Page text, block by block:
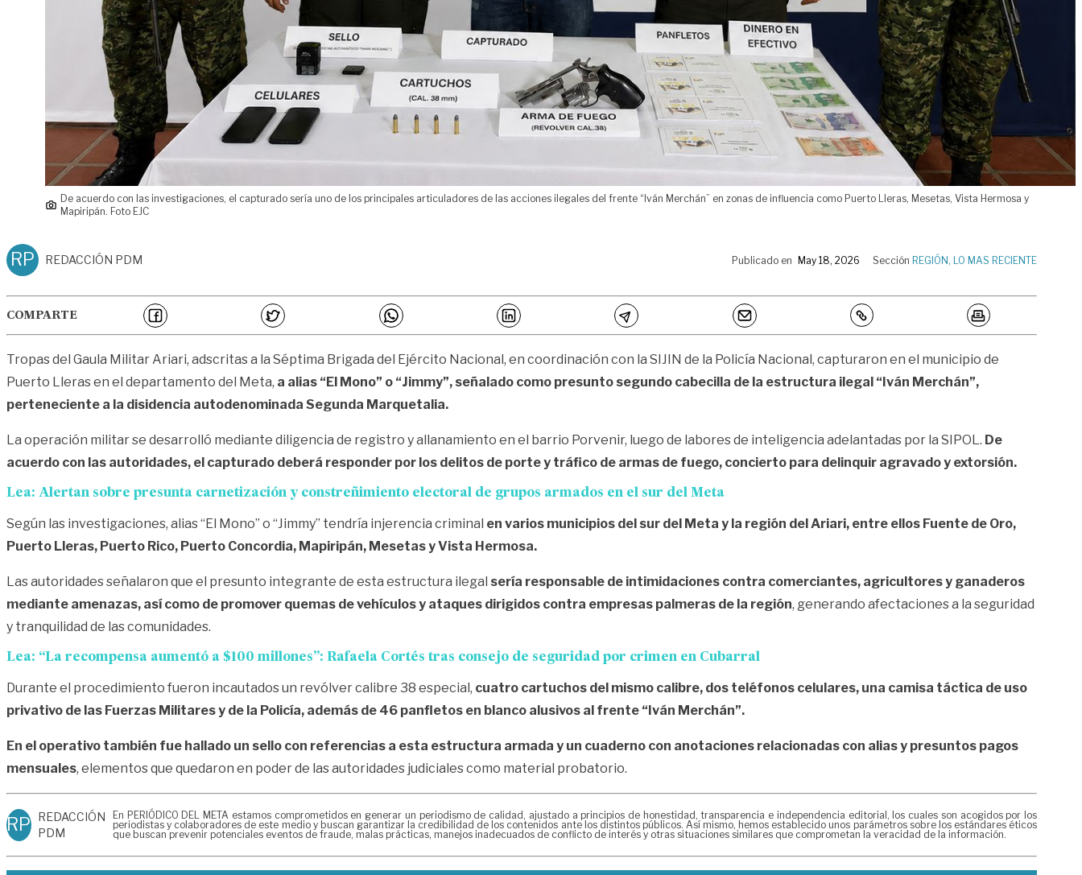
De acuerdo con las investigaciones, el capturado sería uno de los principales articuladores de las acciones ilegales del frente “Iván Merchán” en zonas de influencia como Puerto Lleras, Mesetas, Vista Hermosa y
Mapiripán. Foto EJC
RP REDACCIÓN PDM Publicado en May 18, 2026 Sección REGIÓN, LO MAS RECIENTE
COMPARTE
Tropas del Gaula Militar Ariari, adscritas a la Séptima Brigada del Ejército Nacional, en coordinación con la SIJIN de la Policía Nacional, capturaron en el municipio de
Puerto Lleras en el departamento del Meta, a alias “El Mono” o “Jimmy”, señalado como presunto segundo cabecilla de la estructura ilegal “Iván Merchán”,
perteneciente a la disidencia autodenominada Segunda Marquetalia.
La operación militar se desarrolló mediante diligencia de registro y allanamiento en el barrio Porvenir, luego de labores de inteligencia adelantadas por la SIPOL. De
acuerdo con las autoridades, el capturado deberá responder por los delitos de porte y tráfico de armas de fuego, concierto para delinquir agravado y extorsión.
Lea: Alertan sobre presunta carnetización y constreñimiento electoral de grupos armados en el sur del Meta
Según las investigaciones, alias “El Mono” o “Jimmy” tendría injerencia criminal en varios municipios del sur del Meta y la región del Ariari, entre ellos Fuente de Oro,
Puerto Lleras, Puerto Rico, Puerto Concordia, Mapiripán, Mesetas y Vista Hermosa.
Las autoridades señalaron que el presunto integrante de esta estructura ilegal sería responsable de intimidaciones contra comerciantes, agricultores y ganaderos
mediante amenazas, así como de promover quemas de vehículos y ataques dirigidos contra empresas palmeras de la región, generando afectaciones a la seguridad
y tranquilidad de las comunidades.
Lea: “La recompensa aumentó a $100 millones”: Rafaela Cortés tras consejo de seguridad por crimen en Cubarral
Durante el procedimiento fueron incautados un revólver calibre 38 especial, cuatro cartuchos del mismo calibre, dos teléfonos celulares, una camisa táctica de uso
privativo de las Fuerzas Militares y de la Policía, además de 46 panfletos en blanco alusivos al frente “Iván Merchán”.
En el operativo también fue hallado un sello con referencias a esta estructura armada y un cuaderno con anotaciones relacionadas con alias y presuntos pagos
mensuales, elementos que quedaron en poder de las autoridades judiciales como material probatorio.
RP REDACCIÓN
PDM
En PERIÓDICO DEL META estamos comprometidos en generar un periodismo de calidad, ajustado a principios de honestidad, transparencia e independencia editorial, los cuales son acogidos por los
periodistas y colaboradores de este medio y buscan garantizar la credibilidad de los contenidos ante los distintos públicos. Así mismo, hemos establecido unos parámetros sobre los estándares éticos
que buscan prevenir potenciales eventos de fraude, malas prácticas, manejos inadecuados de conflicto de interés y otras situaciones similares que comprometan la veracidad de la información.